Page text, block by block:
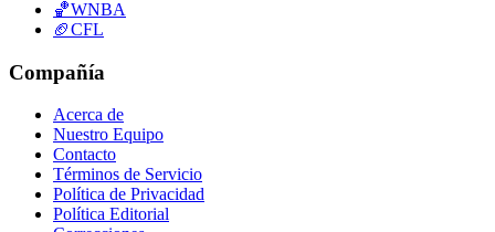
🏀WNBA
🏈CFL
Compañía
Acerca de
Nuestro Equipo
Contacto
Términos de Servicio
Política de Privacidad
Política Editorial